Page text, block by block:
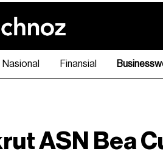
Nasional Finansial
ASN Bea